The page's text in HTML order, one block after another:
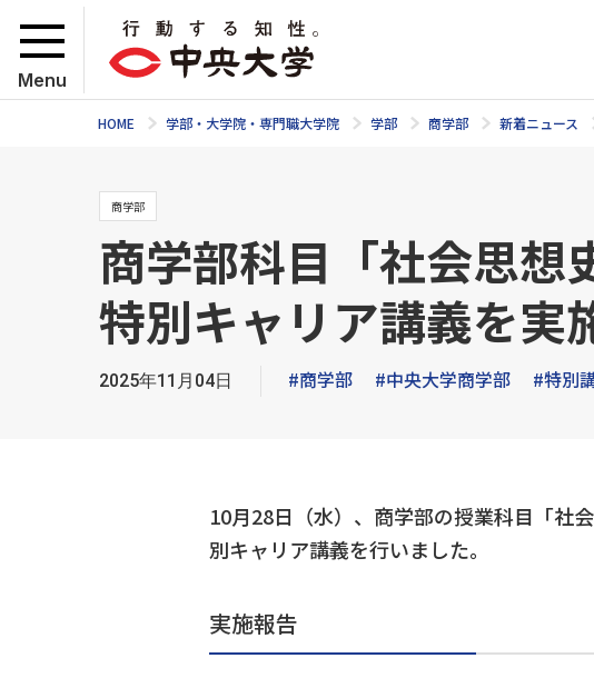
Menu
HOME 学部・大学院・専門職大学院 学部 商学部 新着ニュース
商学部
商学部科目「社会思想
特別キャリア講義を実
2025年11月04日 #商学部 #中央大学商学部 #特別
10月28日（水）、商学部の授業科目「社
別キャリア講義を行いました。
実施報告